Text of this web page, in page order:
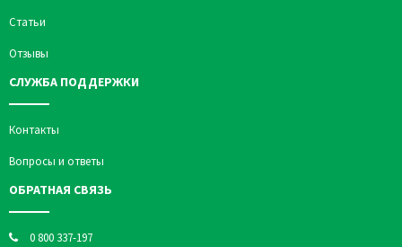
Статьи
Отзывы
СЛУЖБА ПОДДЕРЖКИ
Контакты
Вопросы и ответы
ОБРАТНАЯ СВЯЗЬ
0 800 337-197